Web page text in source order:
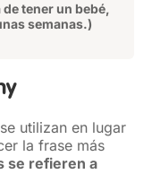
tener un bebé,
semanas.)
utilizan en lugar
la frase más
se refieren a